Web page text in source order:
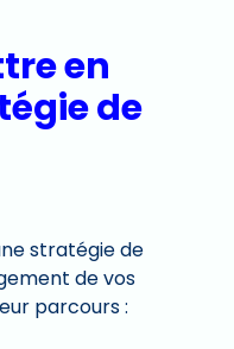
en
de
stratégie de
de vos
parcours :